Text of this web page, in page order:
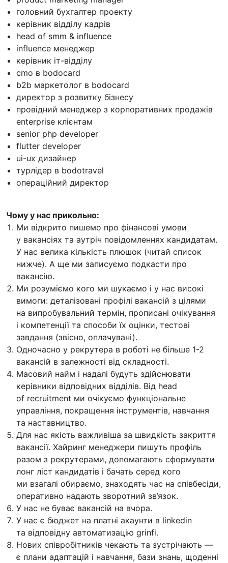
головний бухгалтер проекту
керівник відділу кадрів
head of smm & influence
influence менеджер
керівник іт-відділу
cmo в bodocard
b2b маркетолог в bodocard
директор з розвитку бізнесу
провідний менеджер з корпоративних продажів
enterprise клієнтам
senior php developer
flutter developer
ui-ux дизайнер
турлідер в bodotravel
операційний директор
Чому у нас прикольно:
Ми відкрито пишемо про фінансові умови
у вакансіях та аутріч повідомленнях кандидатам.
У нас велика кількість плюшок (читай список
нижче). А ще ми записуємо подкасти про
вакансію.
Ми розуміємо кого ми шукаємо і у нас високі
вимоги: деталізовані профілі вакансій з цілями
на випробувальний термін, прописані очікування
і компетенції та способи їх оцінки, тестові
завдання (звісно, оплачувані).
Одночасно у рекрутера в роботі не більше 1-2
вакансій в залежності від складності.
Масовий найм і надалі будуть здійснювати
керівники відповідних відділів. Від head
of recruitment ми очікуємо функціональне
управління, покращення інструментів, навчання
та наставництво.
Для нас якість важливіша за швидкість закриття
вакансії. Хайринг менеджери пишуть профіль
разом з рекрутерами, допомагають сформувати
лонг ліст кандидатів і бачать серед кого
ми взагалі обираємо, знаходять час на співбесіди,
оперативно надають зворотний зв’язок.
У нас не буває вакансій на вчора.
У нас є бюджет на платні акаунти в linkedin
та відповідну автоматизацію grinfi.
Нових співробітників чекають та зустрічають —
є плани адаптацій і навчання, бази знань, щоденні